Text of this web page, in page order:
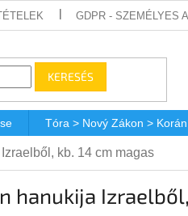
GDPR - SZEMÉLYES
KERESÉS
Tóra > Nový Zákon >
kb. 14 cm magas
hanukija